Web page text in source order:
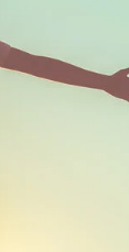
つくる
の進化を担う